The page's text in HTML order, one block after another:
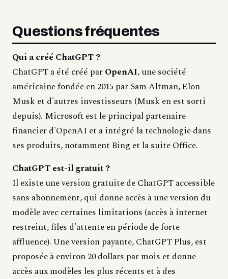
Questions fréquentes
Qui a créé ChatGPT ?
ChatGPT a été créé parOpenAI, une société
américaine fondée en 2015 par Sam Altman, Elon
Musk et d'autres investisseurs (Musk en est sorti
depuis). Microsoft est le principal partenaire
financier d'OpenAI et a intégré la technologie dans
ses produits, notamment Bing et la suite Office.
ChatGPT est-il gratuit ?
Il existe une version gratuite de ChatGPT accessible
sans abonnement, qui donne accès à une version du
modèle avec certaines limitations (accès à internet
restreint, files d'attente en période de forte
affluence). Une version payante, ChatGPT Plus, est
proposée à environ 20 dollars par mois et donne
accès aux modèles les plus récents et à des